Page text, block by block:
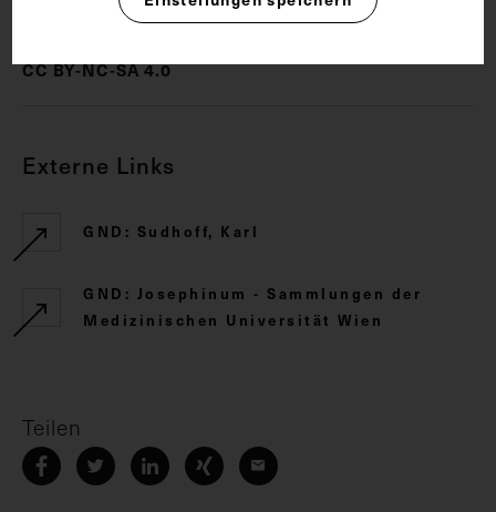
CC BY-NC-SA 4.0
Externe Links
GND: Sudhoff, Karl
GND: Josephinum - Sammlungen der
Medizinischen Universität Wien
Teilen